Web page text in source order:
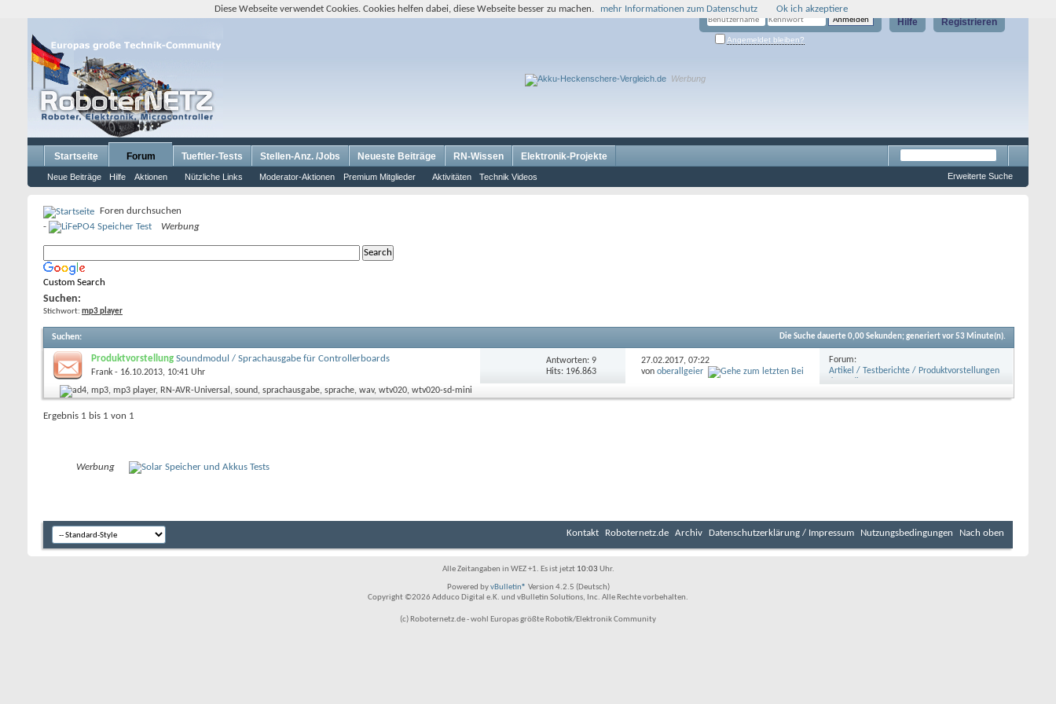
Registrieren
Hilfe
Angemeldet bleiben?
Werbung
Startseite Forum
Neue Beiträge Hilfe Aktionen Nützliche Links Moderator-Aktionen Premium Mitglieder Aktivitäten Technik Videos
Tueftler-Tests Stellen-Anz. /Jobs Neueste Beiträge RN-Wissen Elektronik-Projekte
Erweiterte Suche
Foren durchsuchen
-
Werbung
Custom Search
Suchen:
Stichwort: mp3 player
Suchen: Die Suche dauerte 0,00Sekunden; generiert vor 53 Minute(n).
Produktvorstellung Soundmodul / Sprachausgabe für Controllerboards
Frank - 16.10.2013, 10:41 Uhr
Antworten: 9
Hits: 196.863
27.02.2017,07:22
vonoberallgeier
Forum:
Artikel / Testberichte / Produktvorstellungen
Ergebnis 1 bis 1 von 1
Werbung
Kontakt Roboternetz.de Archiv Datenschutzerklärung / Impressum Nutzungsbedingungen Nach oben
Alle Zeitangaben in WEZ +1. Es ist jetzt 10:03 Uhr.
Powered byvBulletin® Version 4.2.5 (Deutsch)
Copyright ©2026 Adduco Digital e.K. und vBulletin Solutions, Inc. Alle Rechte vorbehalten.
(c) Roboternetz.de - wohl Europas größte Robotik/Elektronik Community
Diese Webseite verwendet Cookies. Cookies helfen dabei, diese Webseite besser zu machen. mehr Informationen zum Datenschutz Ok ich akzeptiere